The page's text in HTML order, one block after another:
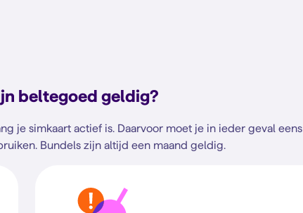
beltegoed geldig?
je simkaart actief is. Daarvoor moet je in ieder geval eens
Bundels zijn altijd een maand geldig.